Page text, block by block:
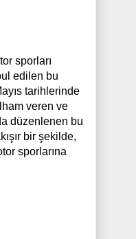
sporları
edilen bu
tarihlerinde
veren ve
düzenlenen bu
bir şekilde,
sporlarına